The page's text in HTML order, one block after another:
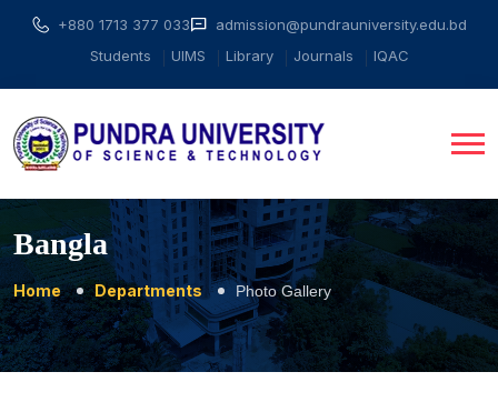
+880 1713 377 033
admission@pundrauniversity.edu.bd
Students
UIMS Library Journals IQAC
Bangla
Home Departments Photo Gallery